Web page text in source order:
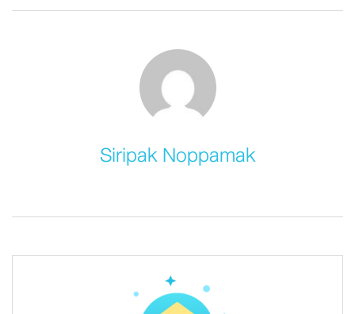
Siripak Noppamak